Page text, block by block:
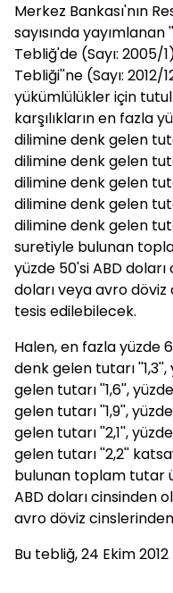
Merkez Bankası'nın
sayısında yayımlanan
Tebliğ'de (Sayı: 2005/
Tebliği''ne (Sayı: 2012/
yükümlülükler için
karşılıkların en fazla
dilimine denk gelen
dilimine denk gelen
dilimine denk gelen
dilimine denk gelen
dilimine denk gelen
suretiyle bulunan
yüzde 50'si ABD
doları veya avro
tesis edilebilecek.
Halen, en fazla yüzde
denk gelen tutarı
gelen tutarı ''1,6'',
gelen tutarı ''1,9'',
gelen tutarı ''2,1'',
gelen tutarı ''2,2''
bulunan toplam tutar
ABD doları cinsinden
avro döviz
Bu tebliğ, 24 Ekim